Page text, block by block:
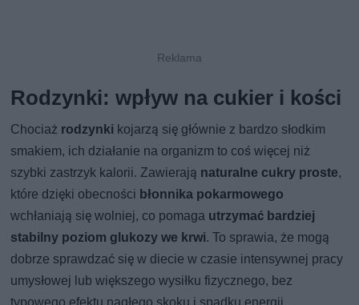
Rodzynki: wpływ na cukier i kości
Chociaż rodzynki kojarzą się głównie z bardzo słodkim
smakiem, ich działanie na organizm to coś więcej niż
szybki zastrzyk kalorii. Zawierają naturalne cukry proste,
które dzięki obecności błonnika pokarmowego
wchłaniają się wolniej, co pomaga utrzymać bardziej
stabilny poziom glukozy we krwi. To sprawia, że mogą
dobrze sprawdzać się w diecie w czasie intensywnej pracy
umysłowej lub większego wysiłku fizycznego, bez